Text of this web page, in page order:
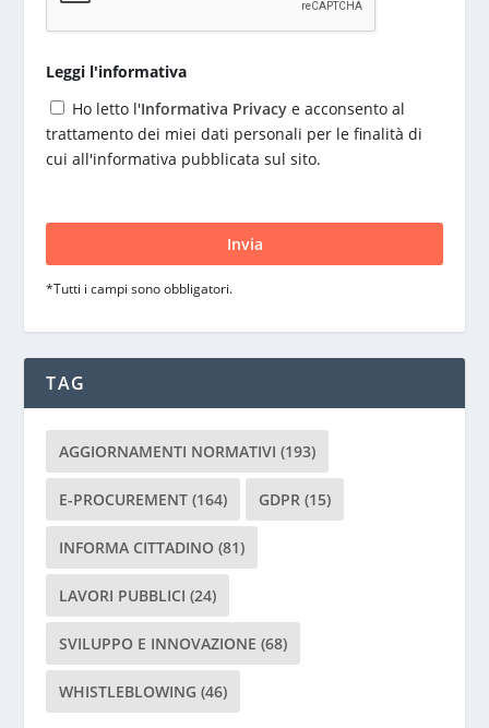
Leggi l'informativa
Ho letto l'Informativa Privacy e acconsento al
trattamento dei miei dati personali per le finalità di
cui all'informativa pubblicata sul sito.
i
e
d
s
i
r
v
o
*Tutti i campi sono obbligatori.
TAG
AGGIORNAMENTI NORMATIVI (193)
E-PROCUREMENT (164) GDPR (15)
INFORMA CITTADINO (81)
LAVORI PUBBLICI (24)
SVILUPPO E INNOVAZIONE (68)
WHISTLEBLOWING (46)